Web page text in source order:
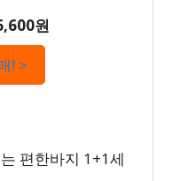
원
! >
편한바지 1+1세